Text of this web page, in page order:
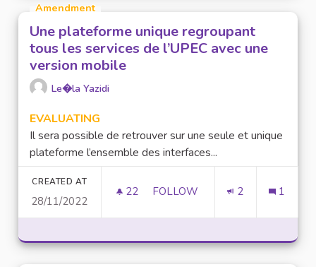
Amendment
Une plateforme unique regroupant
tous les services de l’UPEC avec une
version mobile
Le�la Yazidi
EVALUATING
Il sera possible de retrouver sur une seule et unique
plateforme l’ensemble des interfaces...
CREATED AT
28/11/2022
22 22 FOLLOWERS
FOLLOW 2 1